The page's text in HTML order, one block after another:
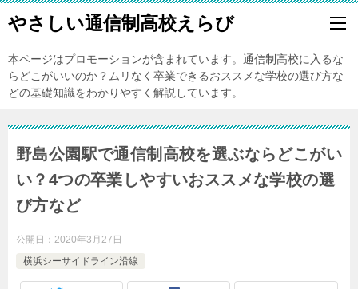
やさしい通信制高校えらび
本ページはプロモーションが含まれています。通信制高校に入るな
らどこがいいのか？ムリなく卒業できるおススメな学校の選び方な
どの基礎知識をわかりやすく解説しています。
野島公園駅で通信制高校を選ぶならどこがい
い？4つの卒業しやすいおススメな学校の選
び方など
公開日： 2020年3月27日
横浜シーサイドライン沿線